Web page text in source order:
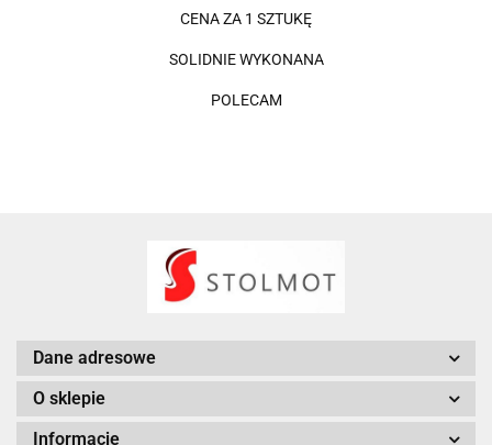
CENA ZA 1 SZTUKĘ
SOLIDNIE WYKONANA
POLECAM
Dane adresowe
O sklepie
Informacje